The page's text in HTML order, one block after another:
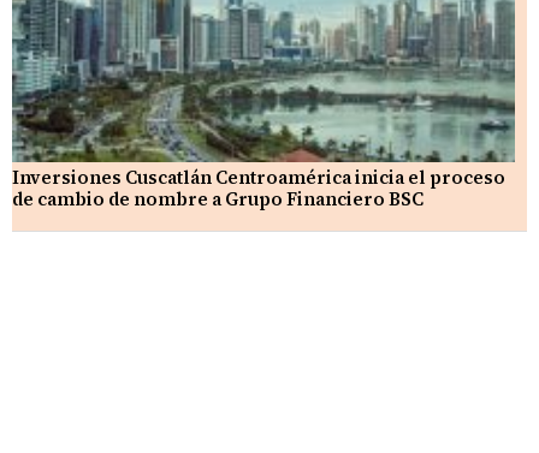
Inversiones Cuscatlán Centroamérica inicia el proceso
de cambio de nombre a Grupo Financiero BSC